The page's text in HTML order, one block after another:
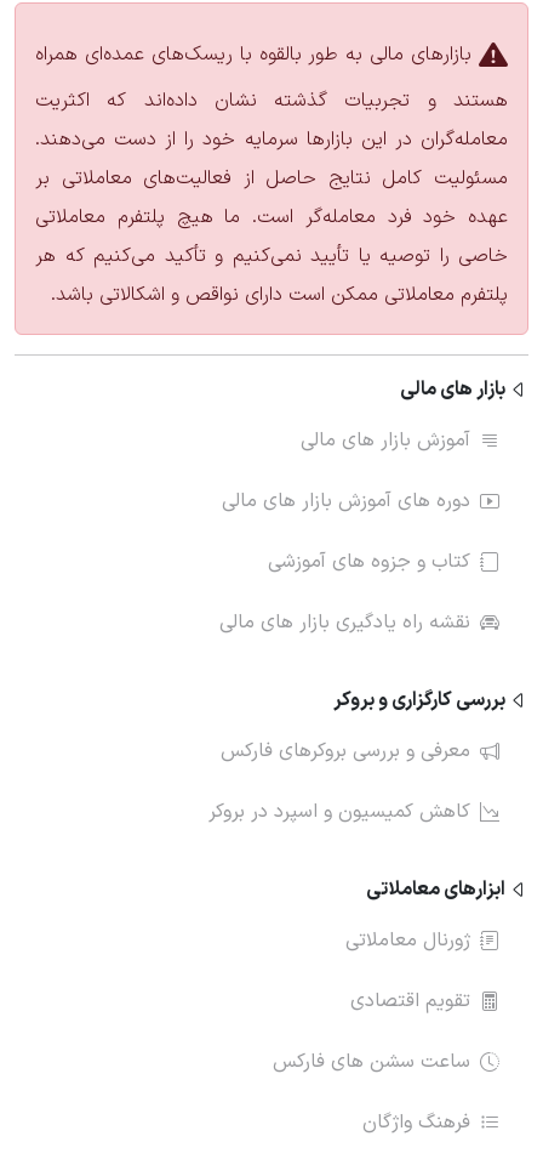
بازارهای مالی به طور بالقوه با ریسک‌های عمده‌ای همراه
هستند و تجربیات گذشته نشان داده‌اند که اکثریت
معامله‌گران در این بازارها سرمایه خود را از دست می‌دهند.
مسئولیت کامل نتایج حاصل از فعالیت‌های معاملاتی بر
عهده خود فرد معامله‌گر است. ما هیچ پلتفرم معاملاتی
خاصی را توصیه یا تأیید نمی‌کنیم و تأکید می‌کنیم که هر
پلتفرم معاملاتی ممکن است دارای نواقص و اشکالاتی باشد.
بازار های مالی
آموزش بازار های مالی
دوره های آموزش بازار های مالی
کتاب و جزوه های آموزشی
نقشه راه یادگیری بازار های مالی
بررسی کارگزاری و بروکر
معرفی و بررسی بروکرهای فارکس
کاهش کمیسیون و اسپرد در بروکر
ابزارهای معاملاتی
ژورنال معاملاتی
تقویم اقتصادی
ساعت سشن های فارکس
فرهنگ واژگان